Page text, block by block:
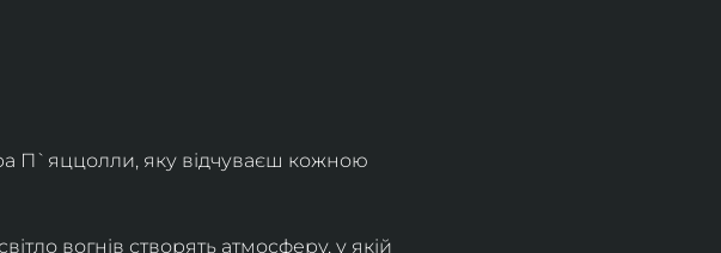
П`яццолли, яку відчуваєш кожною
вогнів створять атмосферу, у якій